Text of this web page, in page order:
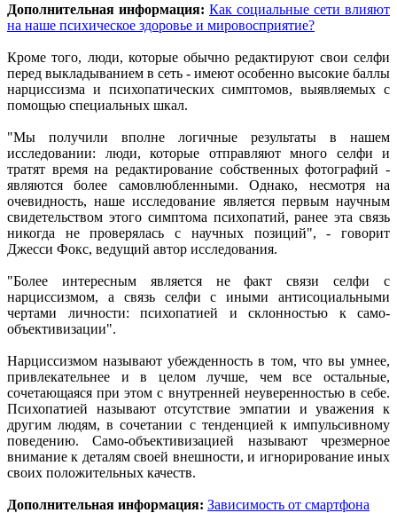
Дополнительная информация: Как социальные сети влияют
на наше психическое здоровье и мировосприятие?
Кроме того, люди, которые обычно редактируют свои селфи
перед выкладыванием в сеть - имеют особенно высокие баллы
нарциссизма и психопатических симптомов, выявляемых с
помощью специальных шкал.
"Мы получили вполне логичные результаты в нашем
исследовании: люди, которые отправляют много селфи и
тратят время на редактирование собственных фотографий -
являются более самовлюбленными. Однако, несмотря на
очевидность, наше исследование является первым научным
свидетельством этого симптома психопатий, ранее эта связь
никогда не проверялась с научных позиций", - говорит
Джесси Фокс, ведущий автор исследования.
"Более интересным является не факт связи селфи с
нарциссизмом, а связь селфи с иными антисоциальными
чертами личности: психопатией и склонностью к само-
объективизации".
Нарциссизмом называют убежденность в том, что вы умнее,
привлекательнее и в целом лучше, чем все остальные,
сочетающаяся при этом с внутренней неуверенностью в себе.
Психопатией называют отсутствие эмпатии и уважения к
другим людям, в сочетании с тенденцией к импульсивному
поведению. Само-объективизацией называют чрезмерное
внимание к деталям своей внешности, и игнорирование иных
своих положительных качеств.
Дополнительная информация: Зависимость от смартфона